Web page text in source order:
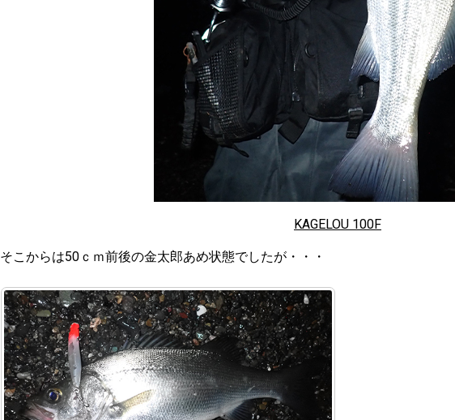
KAGELOU 100F
そこからは50ｃｍ前後の金太郎あめ状態でしたが・・・